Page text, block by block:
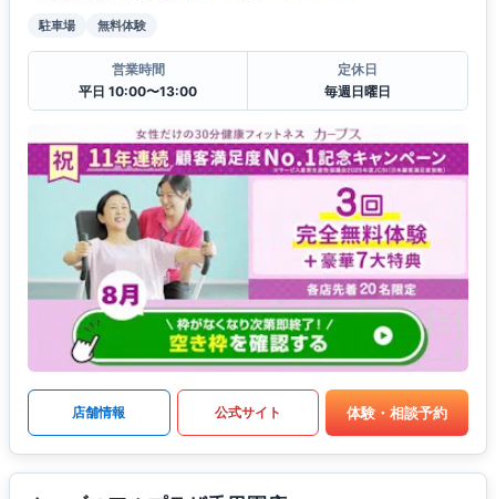
駐車場 無料体験
営業時間
平日 10:00〜13:00
定休日
毎週日曜日
店舗情報 公式サイト 体験・相談予約